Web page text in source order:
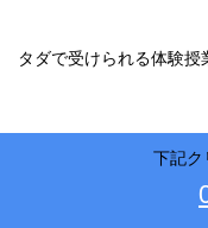
タダで受けられる体験授
下記ク